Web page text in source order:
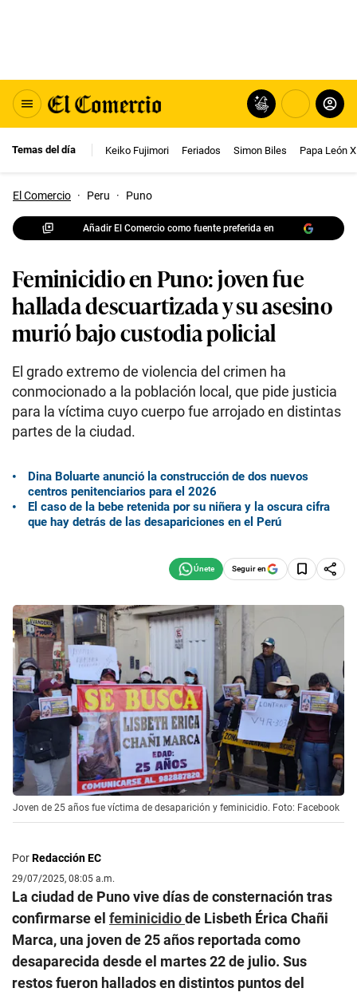
Temas del día Keiko Fujimori Feriados Simon Biles Papa León
El Comercio · Peru · Puno
Añadir El Comercio como fuente preferida en
Feminicidio en Puno: joven fue
hallada descuartizada y su asesino
murió bajo custodia policial
El grado extremo de violencia del crimen ha
conmocionado a la población local, que pide justicia
para la víctima cuyo cuerpo fue arrojado en distintas
partes de la ciudad.
Dina Boluarte anunció la construcción de dos nuevos
centros penitenciarios para el 2026
El caso de la bebe retenida por su niñera y la oscura cifra
que hay detrás de las desapariciones en el Perú
Seguir en
Joven de 25 años fue víctima de desaparición y feminicidio. Foto: Facebook
PorRedacción EC
29/07/2025, 08:05 a.m.
La ciudad de Puno vive días de consternación tras
confirmarse el feminicidiode Lisbeth Érica Chañi
Marca, una joven de 25 años reportada como
desaparecida desde el martes 22 de julio. Sus
restos fueron hallados en distintos puntos del